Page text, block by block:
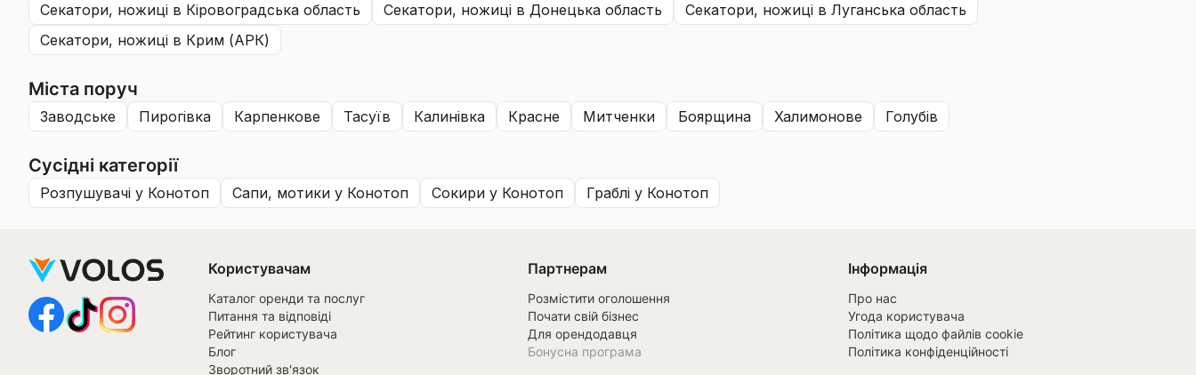
секатори, ножиці в Кіровоградська область секатори, ножиці в Донецька область секатори, ножиці в Луганська область
секатори, ножиці в Крим (АРК)
Міста поруч
заводське пирогівка карпенкове тасуїв калинівка красне митченки боярщина халимонове голубів
Сусідні категорії
розпушувачі у Конотоп сапи, мотики у Конотоп сокири у Конотоп граблі у Конотоп
Користувачам
Каталог оренди та послуг
Питання та відповіді
Рейтинг користувача
Блог
Зворотний зв'язок
Партнерам
Розмістити оголошення
Почати свій бізнес
Для орендодавця
Бонусна програма
Інформація
Про нас
Угода користувача
Політика щодо файлів cookie
Політика конфіденційності